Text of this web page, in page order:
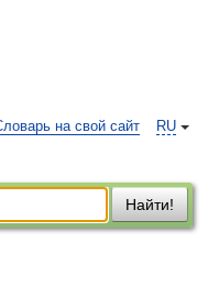
RU
на свой сайт
Найти!